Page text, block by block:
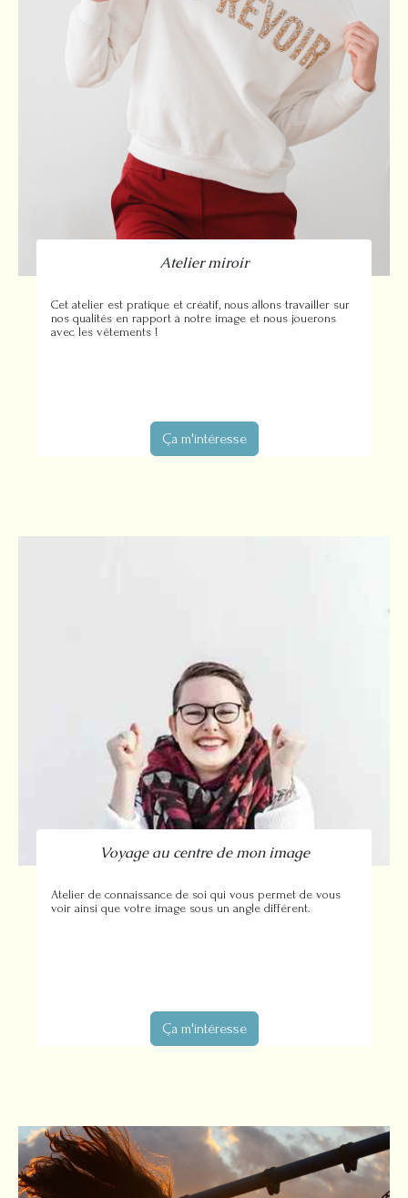
Atelier miroir
Cet atelier est pratique et créatif, nous allons travailler sur
nos qualités en rapport à notre image et nous jouerons
avec les vêtements !
Ça m'intéresse
Voyage au centre de mon image
Atelier de connaissance de soi qui vous permet de vous
voir ainsi que votre image sous un angle différent.
Ça m'intéresse